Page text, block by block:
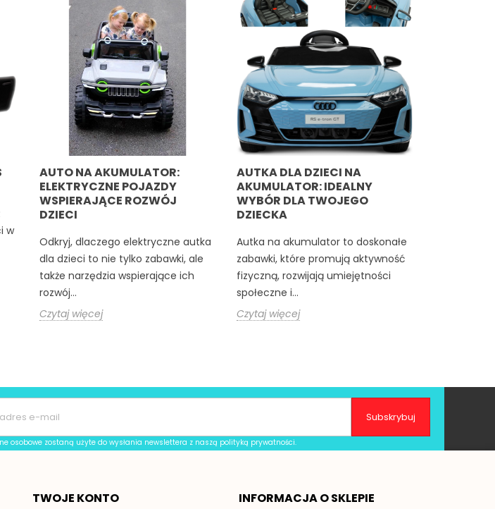
w
AUTO NA AKUMULATOR:
ELEKTRYCZNE POJAZDY
WSPIERAJĄCE ROZWÓJ
DZIECI
Odkryj, dlaczego elektryczne autka
dla dzieci to nie tylko zabawki, ale
także narzędzia wspierające ich
rozwój...
Czytaj więcej
AUTKA DLA DZIECI NA
AKUMULATOR: IDEALNY
WYBÓR DLA TWOJEGO
DZIECKA
Autka na akumulator to doskonałe
zabawki, które promują aktywność
fizyczną, rozwijają umiejętności
społeczne i...
Czytaj więcej
osobowe zostaną użyte do wysłania newslettera z naszą polityką prywatności.
TWOJE KONTO INFORMACJA O SKLEPIE